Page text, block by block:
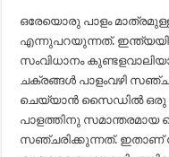
ഒരേയൊരു പാളം
എന്നുപറയുന്നത്.
സംവിധാനം
ചക്രങ്ങള്‍ പാളംവഴി
ചെയ്യാന്‍ സൈഡില്‍ ഒരു
പാളത്തിനു സമാന്തരമായ
സഞ്ചരിക്കുന്നത്. ഇതാണ്